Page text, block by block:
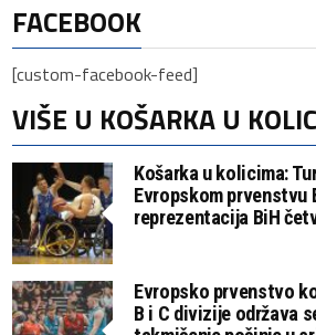
FACEBOOK
[custom-facebook-feed]
VIŠE U KOŠARKA U
Košarka u kolicima:
Evropskom prvenstvu
reprezentacija BiH
Evropsko prvenstvo
B i C divizije održava